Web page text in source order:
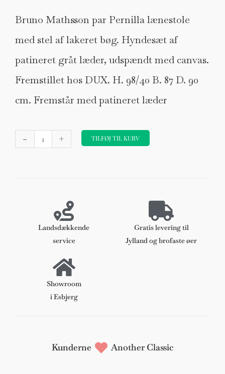
Bruno Mathsson par Pernilla lænestole
med stel af lakeret bøg. Hyndesæt af
patineret gråt læder, udspændt med canvas.
Fremstillet hos DUX. H. 98/40 B. 87 D. 90
cm. Fremstår med patineret læder
-
Mathsson
par
+ TILFØJ TIL KURV
Landsdækkende
service
Gratis levering til
Jylland og brofaste øer
Showroom
i Esbjerg
Kunderne Another Classic